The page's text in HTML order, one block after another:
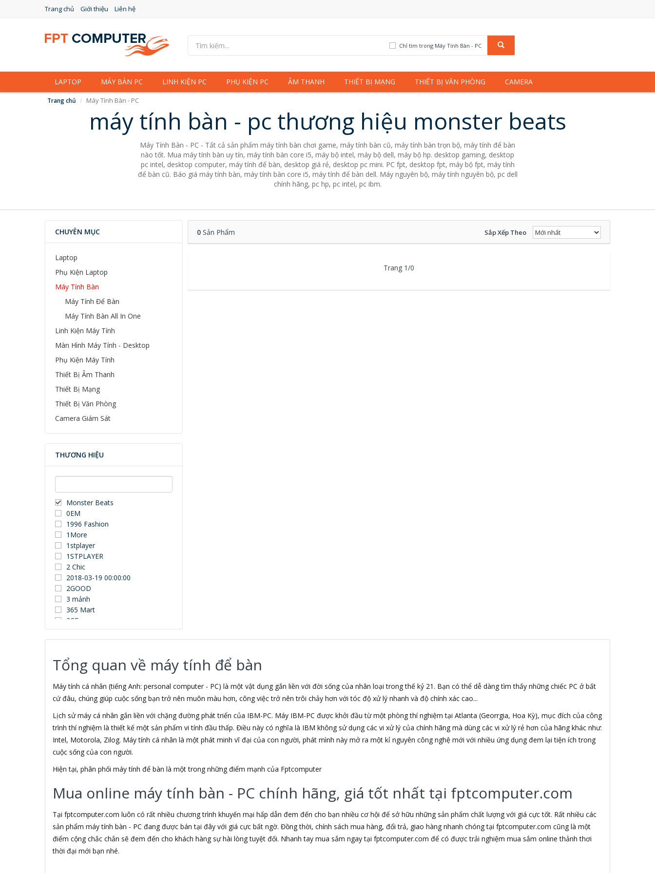
Trang chủ Giới thiệu Liên hệ
Chỉ tìm trong Máy Tính Bàn - PC
LAPTOP MÁY BÀN PC LINH KIỆN PC PHỤ KIỆN PC ÂM THANH THIẾT BỊ MẠNG THIẾT BỊ VĂN PHÒNG CAMERA
Trang chủ Máy Tính Bàn - PC
máy tính bàn - pc thương hiệu monster beats
Máy Tính Bàn - PC - Tất cả sản phẩm máy tính bàn chơi game, máy tính bàn cũ, máy tính bàn trọn bộ, máy tính để bàn
nào tốt. Mua máy tính bàn uy tín, máy tính bàn core i5, máy bộ intel, máy bộ dell, máy bộ hp. desktop gaming, desktop
pc intel, desktop computer, máy tính để bàn, desktop giá rẻ, desktop pc mini. PC fpt, desktop fpt, máy bộ fpt, máy tính
để bàn cũ. Báo giá máy tính bàn, máy tính bàn core i5, máy tính để bàn dell. Máy nguyên bộ, máy tính nguyên bộ, pc dell
chính hãng, pc hp, pc intel, pc ibm.
CHUYÊN MỤC
Laptop
Phụ Kiện Laptop
Máy Tính Bàn
Máy Tính Để Bàn
Máy Tính Bàn All In One
Linh Kiện Máy Tính
Màn Hình Máy Tính - Desktop
Phụ Kiện Máy Tính
Thiết Bị Âm Thanh
Thiết Bị Mạng
Thiết Bị Văn Phòng
Camera Giám Sát
THƯƠNG HIỆU
Monster Beats
0EM
1996 Fashion
1More
1stplayer
1STPLAYER
2 Chic
2018-03-19 00:00:00
2GOOD
3 mảnh
365 Mart
3CE
3Dconnexion
3DUN
3M
3NOD
3OneData
4D
5ASYSTEMS
7Gift Shop
8848
A 100+
A Bonne
A Brand
A & T
Aardvark
Abel
Abo
ACASIS
Acatel
Acbel
0Sản Phẩm Sắp Xếp Theo
Trang 1/0
Tổng quan về máy tính để bàn
Máy tính cá nhân (tiếng Anh: personal computer - PC) là một vật dụng gắn liền với đời sống của nhân loại trong thế kỷ 21. Bạn có thể dễ dàng tìm thấy những chiếc PC ở bất
cứ đâu, chúng giúp cuộc sống bạn trở nên muôn màu hơn, công việc trở nên trôi chảy hơn với tóc độ xử lý nhanh và độ chính xác cao...
Lịch sử máy cá nhân gắn liền với chặng đường phát triển của IBM-PC. Máy IBM-PC được khởi đầu từ một phòng thí nghiệm tại Atlanta (Georrgia, Hoa Kỳ), mục đích của công
trình thí nghiệm là thiết kế một sản phẩm vi tính đầu thấp. Điều này có nghĩa là IBM không sử dụng các vi xử lý của chính hãng mà dùng các vi xử lý rẻ hơn của hãng khác như:
Intel, Motorola, Zilog. Máy tính cá nhân là một phát minh vĩ đại của con người, phát mình này mở ra một kỉ nguyên công nghệ mới với nhiều ứng dụng đem lại tiện ích trong
cuộc sống của con người.
Hiện tại, phân phối máy tính để bàn là một trong những điểm mạnh của Fptcomputer
Mua online máy tính bàn - PC chính hãng, giá tốt nhất tại fptcomputer.com
Tại fptcomputer.com luôn có rất nhiều chương trình khuyến mại hấp dẫn đem đến cho bạn nhiều cơ hội để sở hữu những sản phẩm chất lượng với giá cực tốt. Rất nhiều các
sản phẩm máy tính bàn - PC đang được bán tại đây với giá cực bất ngờ. Đồng thời, chính sách mua hàng, đổi trả, giao hàng nhanh chóng tại fptcomputer.com cũng là một
điểm cộng chắc chắn sẽ đem đến cho khách hàng sự hài lòng tuyệt đối. Nhanh tay mua sắm ngay tại fptcomputer.com để có được trải nghiệm mua sắm online thảnh thơi
thời đại mới bạn nhé.